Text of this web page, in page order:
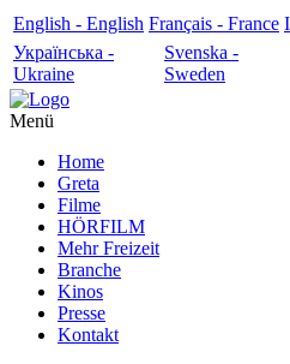
English - English Français - France
Українська -
Ukraine
Svenska -
Sweden
Menü
Home
Greta
Filme
HÖRFILM
Mehr Freizeit
Branche
Kinos
Presse
Kontakt